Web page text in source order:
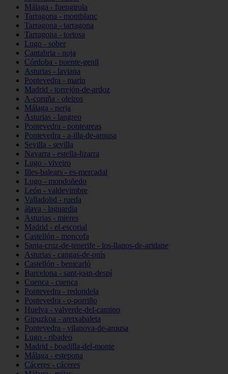
Málaga - fuengirola
Tarragona - montblanc
Tarragona - tarragona
Tarragona - tortosa
Lugo - sober
Cantabria - noja
Córdoba - puente-genil
Asturias - laviana
Pontevedra - marín
Madrid - torrejón-de-ardoz
A-coruña - oleiros
Málaga - nerja
Asturias - langreo
Pontevedra - ponteareas
Pontevedra - a-illa-de-arousa
Sevilla - sevilla
Navarra - estella-lizarra
Lugo - viveiro
Illes-balears - es-mercadal
Lugo - mondoñedo
León - valdevimbre
Valladolid - rueda
álava - laguardia
Asturias - mieres
Madrid - el-escorial
Castellón - moncofa
Santa-cruz-de-tenerife - los-llanos-de-aridane
Asturias - cangas-de-onís
Castellón - benicarló
Barcelona - sant-joan-despí
Cuenca - cuenca
Pontevedra - redondela
Pontevedra - o-porriño
Huelva - valverde-del-camino
Gipuzkoa - aretxabaleta
Pontevedra - vilanova-de-arousa
Lugo - ribadeo
Madrid - boadilla-del-monte
Málaga - estepona
Cáceres - cáceres